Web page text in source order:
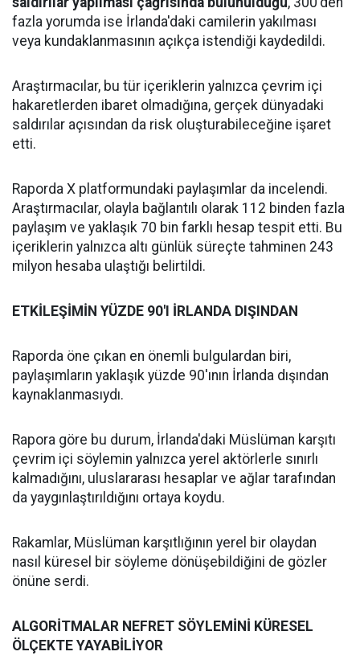
fazla yorumda ise İrlanda'daki camilerin yakılması
veya kundaklanmasının açıkça istendiği kaydedildi.
Araştırmacılar, bu tür içeriklerin yalnızca çevrim içi
hakaretlerden ibaret olmadığına, gerçek dünyadaki
saldırılar açısından da risk oluşturabileceğine işaret
etti.
Raporda X platformundaki paylaşımlar da incelendi.
Araştırmacılar, olayla bağlantılı olarak 112 binden fazla
paylaşım ve yaklaşık 70 bin farklı hesap tespit etti. Bu
içeriklerin yalnızca altı günlük süreçte tahminen 243
milyon hesaba ulaştığı belirtildi.
ETKİLEŞİMİN YÜZDE 90'I İRLANDA DIŞINDAN
Raporda öne çıkan en önemli bulgulardan biri,
paylaşımların yaklaşık yüzde 90'ının İrlanda dışından
kaynaklanmasıydı.
Rapora göre bu durum, İrlanda'daki Müslüman karşıtı
çevrim içi söylemin yalnızca yerel aktörlerle sınırlı
kalmadığını, uluslararası hesaplar ve ağlar tarafından
da yaygınlaştırıldığını ortaya koydu.
Rakamlar, Müslüman karşıtlığının yerel bir olaydan
nasıl küresel bir söyleme dönüşebildiğini de gözler
önüne serdi.
ALGORİTMALAR NEFRET SÖYLEMİNİ KÜRESEL
ÖLÇEKTE YAYABİLİYOR